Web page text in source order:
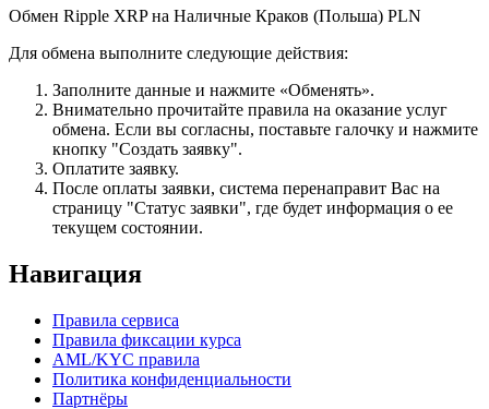
Обмен Ripple XRP на Наличные Краков (Польша) PLN
Для обмена выполните следующие действия:
Заполните данные и нажмите «Обменять».
Внимательно прочитайте правила на оказание услуг
обмена. Если вы согласны, поставьте галочку и нажмите
кнопку "Создать заявку".
Оплатите заявку.
После оплаты заявки, система перенаправит Вас на
страницу "Статус заявки", где будет информация о ее
текущем состоянии.
Навигация
Правила сервиса
Правила фиксации курса
AML/KYC правила
Политика конфиденциальности
Партнёры